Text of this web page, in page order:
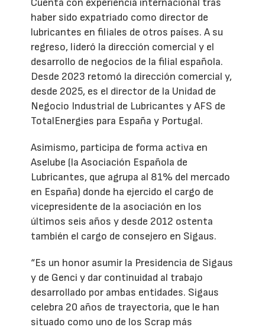
Cuenta con experiencia internacional tras
haber sido expatriado como director de
lubricantes en filiales de otros países. A su
regreso, lideró la dirección comercial y el
desarrollo de negocios de la filial española.
Desde 2023 retomó la dirección comercial y,
desde 2025, es el director de la Unidad de
Negocio Industrial de Lubricantes y AFS de
TotalEnergies para España y Portugal.
Asimismo, participa de forma activa en
Aselube (la Asociación Española de
Lubricantes, que agrupa al 81% del mercado
en España) donde ha ejercido el cargo de
vicepresidente de la asociación en los
últimos seis años y desde 2012 ostenta
también el cargo de consejero en Sigaus.
“Es un honor asumir la Presidencia de Sigaus
y de Genci y dar continuidad al trabajo
desarrollado por ambas entidades. Sigaus
celebra 20 años de trayectoria, que le han
situado como uno de los Scrap más